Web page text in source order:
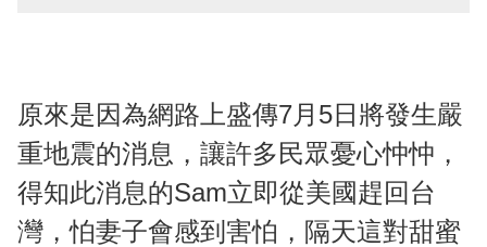
原來是因為網路上盛傳7月5日將發生嚴
重地震的消息，讓許多民眾憂心忡忡，
得知此消息的Sam立即從美國趕回台
灣，怕妻子會感到害怕，隔天這對甜蜜